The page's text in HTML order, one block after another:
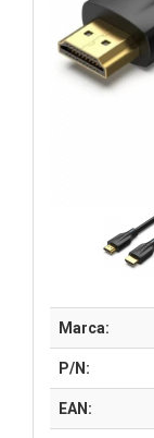
Marca:
P/N:
EAN: